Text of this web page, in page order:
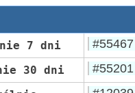
7 dni
#55467
30 dni #55201